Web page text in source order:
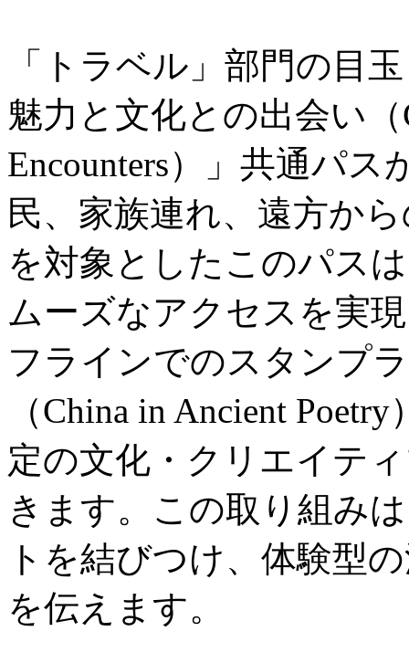
「トラベル」部門の目
魅力と文化との出会い（
Encounters）」共通パ
民、家族連れ、遠方か
を対象としたこのパス
ムーズなアクセスを実
フラインでのスタンプ
（China in Ancient
定の文化・クリエイテ
きます。この取り組み
トを結びつけ、体験型
を伝えます。